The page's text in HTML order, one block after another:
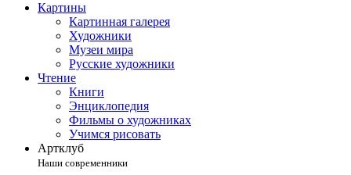
Картины
Картинная галерея
Художники
Музеи мира
Русские художники
Чтение
Книги
Энциклопедия
Фильмы о художниках
Учимся рисовать
Артклуб
Наши современники